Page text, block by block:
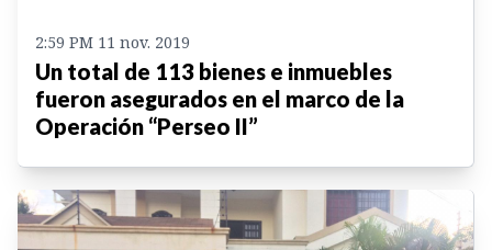
2:59 PM 11 nov. 2019
Un total de 113 bienes e inmuebles
fueron asegurados en el marco de la
Operación “Perseo II”